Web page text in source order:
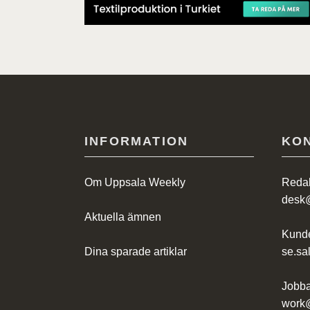
INFORMATION
Om Uppsala Weekly
Aktuella ämnen
Dina sparade artiklar